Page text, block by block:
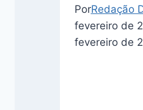
PorRedação
fevereiro de
fevereiro de